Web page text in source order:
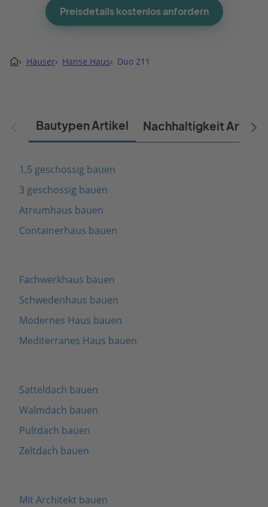
Preisdetails kostenlos anfordern
› Häuser› Hanse Haus› Duo 211
Bautypen Artikel Nachhaltigkeit Artikel
1,5 geschossig bauen
3 geschossig bauen
Atriumhaus bauen
Containerhaus bauen
Fachwerkhaus bauen
Schwedenhaus bauen
Modernes Haus bauen
Mediterranes Haus bauen
Satteldach bauen
Walmdach bauen
Pultdach bauen
Zeltdach bauen
Mit Architekt bauen